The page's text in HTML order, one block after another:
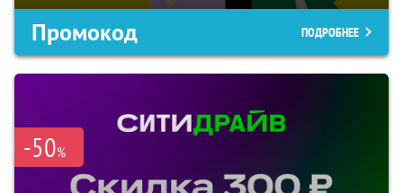
Промокод ПОДРОБНЕЕ
-50%